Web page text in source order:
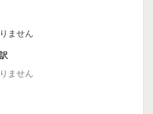
ません
ません